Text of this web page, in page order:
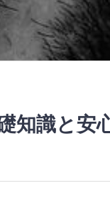
知識と安